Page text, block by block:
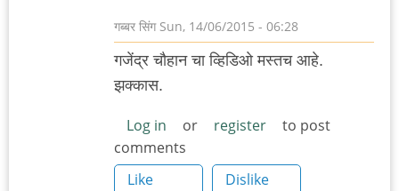
गब्बर सिंगSun, 14/06/2015 - 06:28
गजेंद्र चौहान चा व्हिडिओ मस्तच आहे.
झक्कास.
Log in or register
to post
comments
Like
Dislike